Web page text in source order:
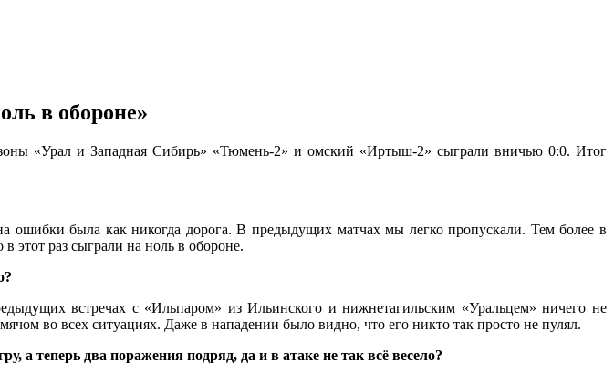
в обороне»
«Урал и Западная Сибирь» «Тюмень-2» и омский «Иртыш-2» сыграли вничью 0:0. Итог
была как никогда дорога. В предыдущих матчах мы легко пропускали. Тем более в
этот раз сыграли на ноль в обороне.
встречах с «Ильпаром» из Ильинского и нижнетагильским «Уральцем» ничего не
во всех ситуациях. Даже в нападении было видно, что его никто так просто не пулял.
теперь два поражения подряд, да и в атаке не так всё весело?